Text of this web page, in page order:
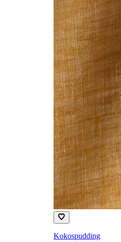
Kokospudding